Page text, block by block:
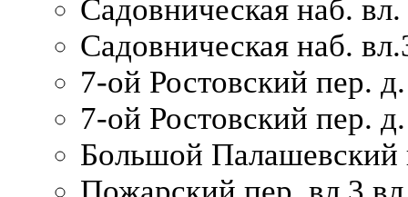
Садовническая наб.
Садовническая наб.
7-ой Ростовский пер.
7-ой Ростовский пер.
Большой Палашевский